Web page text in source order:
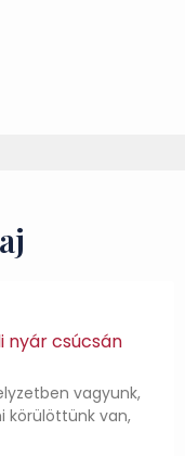
nyár csúcsán
vagyunk,
körülöttünk van,